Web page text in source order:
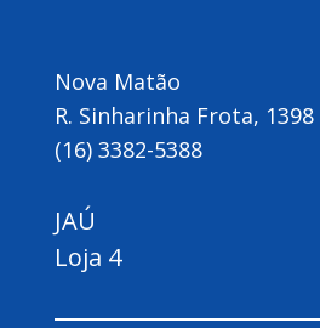
Nova Matão
R. Sinharinha Frota, 1398
(16) 3382-5388
JAÚ
Loja 4